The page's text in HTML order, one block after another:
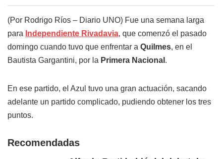
(Por Rodrigo Ríos – Diario UNO) Fue una semana larga
para Independiente Rivadavia, que comenzó el pasado
domingo cuando tuvo que enfrentar a Quilmes, en el
Bautista Gargantini, por la Primera Nacional .
En ese partido, el Azul tuvo una gran actuación, sacando
adelante un partido complicado, pudiendo obtener los tres
puntos.
Recomendadas